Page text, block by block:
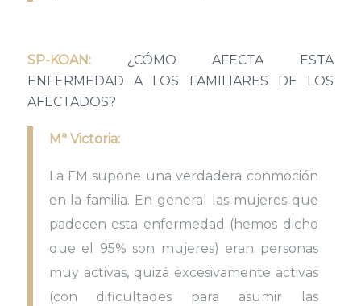
SP-KOAN:¿CÓMO AFECTA ESTA
ENFERMEDAD A LOS FAMILIARES DE LOS
AFECTADOS?
Mª Victoria:
La FM supone una verdadera conmoción
en la familia. En general las mujeres que
padecen esta enfermedad (hemos dicho
que el 95% son mujeres) eran personas
muy activas, quizá excesivamente activas
(con dificultades para asumir las